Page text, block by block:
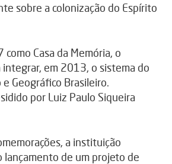
sobre a colonização do Espírito
Casa da Memória, o
em 2013, o sistema do
Geográfico Brasileiro.
por Luiz Paulo Siqueira
a instituição
lançamento de um projeto de